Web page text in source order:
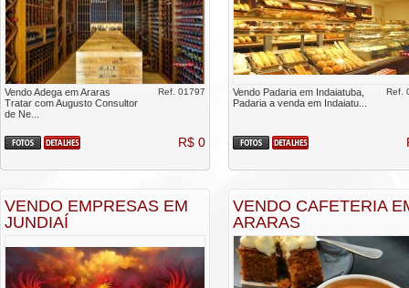
Vendo Adega em Araras
Tratar com Augusto Consultor
de Ne...
Ref. 01797
R$ 0
Vendo Padaria em Indaiatuba,
Padaria a venda em Indaiatu...
Ref.
VENDO EMPRESAS EM
JUNDIAÍ
VENDO CAFETERIA
ARARAS